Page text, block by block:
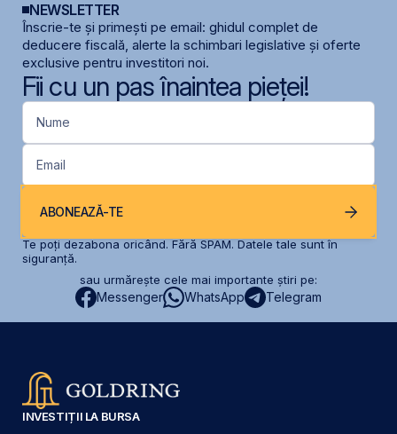
NEWSLETTER
Înscrie-te și primești pe email: ghidul complet de
deducere fiscală, alerte la schimbari legislative și oferte
exclusive pentru investitori noi.
Fii cu un pas înaintea pieței!
Nume
Email
ABONEAZĂ-TE
Te poți dezabona oricând. Fără SPAM. Datele tale sunt în
siguranță.
sau urmărește cele mai importante știri pe:
Messenger WhatsApp Telegram
INVESTIȚII LA BURSA